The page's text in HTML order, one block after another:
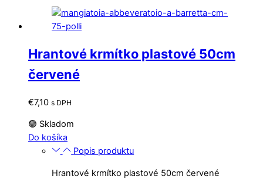
Hrantové krmítko plastové 50cm
červené
€7,10 s DPH
🟢 Skladom
Do košíka
Popis produktu
Hrantové krmítko plastové 50cm červené